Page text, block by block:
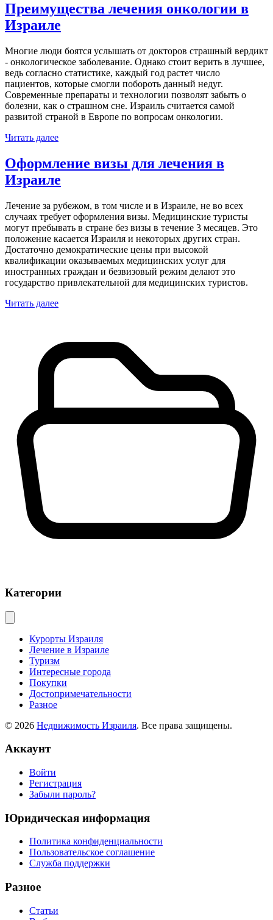
Преимущества лечения онкологии в
Израиле
Многие люди боятся услышать от докторов страшный вердикт
- онкологическое заболевание. Однако стоит верить в лучшее,
ведь согласно статистике, каждый год растет число
пациентов, которые смогли побороть данный недуг.
Современные препараты и технологии позволят забыть о
болезни, как о страшном сне. Израиль считается самой
развитой страной в Европе по вопросам онкологии.
Читать далее
Оформление визы для лечения в
Израиле
Лечение за рубежом, в том числе и в Израиле, не во всех
случаях требует оформления визы. Медицинские туристы
могут пребывать в стране без визы в течение 3 месяцев. Это
положение касается Израиля и некоторых других стран.
Достаточно демократические цены при высокой
квалификации оказываемых медицинских услуг для
иностранных граждан и безвизовый режим делают это
государство привлекательной для медицинских туристов.
Читать далее
Категории
Курорты Израиля
Лечение в Израиле
Туризм
Интересные города
Покупки
Достопримечательности
Разное
© 2026 Недвижимость Израиля. Все права защищены.
Аккаунт
Войти
Регистрация
Забыли пароль?
Юридическая информация
Политика конфиденциальности
Пользовательское соглашение
Служба поддержки
Разное
Статьи